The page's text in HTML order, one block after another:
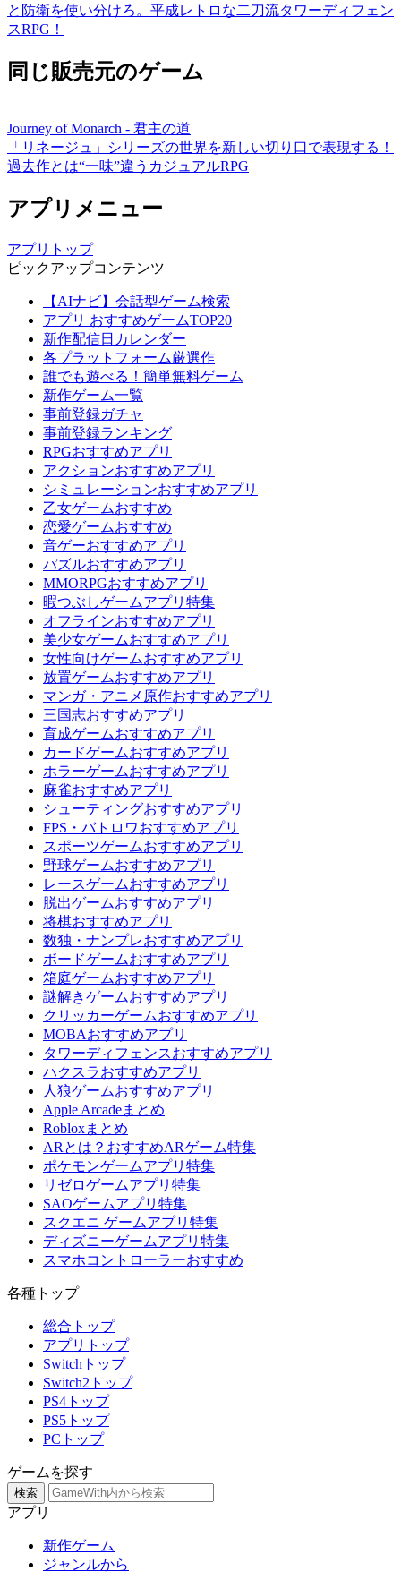
と防衛を使い分けろ。平成レトロな二刀流タワーディフェン
スRPG！
同じ販売元のゲーム
Journey of Monarch - 君主の道
「リネージュ」シリーズの世界を新しい切り口で表現する！
過去作とは“一味”違うカジュアルRPG
アプリメニュー
アプリトップ
ピックアップコンテンツ
【AIナビ】会話型ゲーム検索
アプリ おすすめゲームTOP20
新作配信日カレンダー
各プラットフォーム厳選作
誰でも遊べる！簡単無料ゲーム
新作ゲーム一覧
事前登録ガチャ
事前登録ランキング
RPGおすすめアプリ
アクションおすすめアプリ
シミュレーションおすすめアプリ
乙女ゲームおすすめ
恋愛ゲームおすすめ
音ゲーおすすめアプリ
パズルおすすめアプリ
MMORPGおすすめアプリ
暇つぶしゲームアプリ特集
オフラインおすすめアプリ
美少女ゲームおすすめアプリ
女性向けゲームおすすめアプリ
放置ゲームおすすめアプリ
マンガ・アニメ原作おすすめアプリ
三国志おすすめアプリ
育成ゲームおすすめアプリ
カードゲームおすすめアプリ
ホラーゲームおすすめアプリ
麻雀おすすめアプリ
シューティングおすすめアプリ
FPS・バトロワおすすめアプリ
スポーツゲームおすすめアプリ
野球ゲームおすすめアプリ
レースゲームおすすめアプリ
脱出ゲームおすすめアプリ
将棋おすすめアプリ
数独・ナンプレおすすめアプリ
ボードゲームおすすめアプリ
箱庭ゲームおすすめアプリ
謎解きゲームおすすめアプリ
クリッカーゲームおすすめアプリ
MOBAおすすめアプリ
タワーディフェンスおすすめアプリ
ハクスラおすすめアプリ
人狼ゲームおすすめアプリ
Apple Arcadeまとめ
Robloxまとめ
ARとは？おすすめARゲーム特集
ポケモンゲームアプリ特集
リゼロゲームアプリ特集
SAOゲームアプリ特集
スクエニ ゲームアプリ特集
ディズニーゲームアプリ特集
スマホコントローラーおすすめ
各種トップ
総合トップ
アプリトップ
Switchトップ
Switch2トップ
PS4トップ
PS5トップ
PCトップ
ゲームを探す
検索
アプリ
新作ゲーム
ジャンルから